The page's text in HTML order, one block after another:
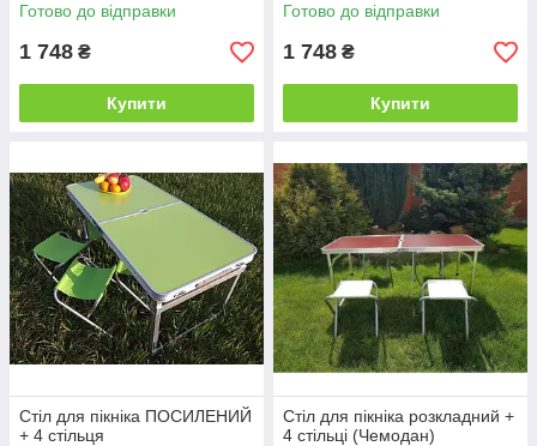
Готово до відправки
1 748 ₴
Купити
Готово до відправки
1 748 ₴
Купити
Стіл для пікніка ПОСИЛЕНИЙ
+ 4 стільця
Стіл для пікніка розкладний +
4 стільці (Чемодан)